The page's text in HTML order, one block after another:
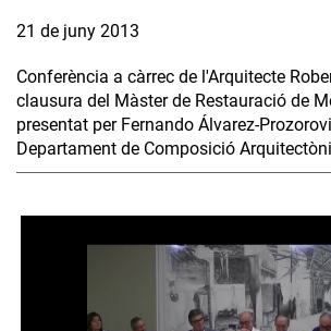
21 de juny 2013
Conferència a càrrec de l'Arquitecte
clausura del Màster de Restauració de
presentat per Fernando Álvarez-
Departament de Composició